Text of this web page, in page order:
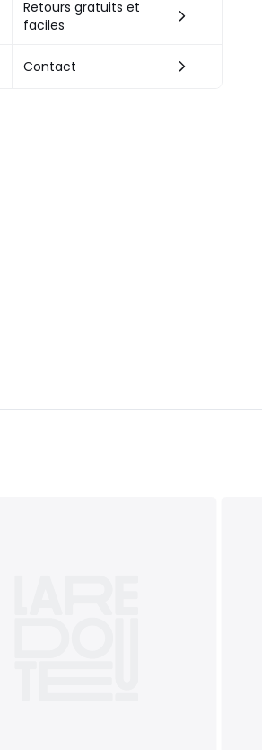
Retours gratuits et
faciles
Contact